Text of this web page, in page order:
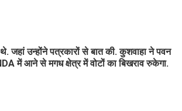
जहां उन्‍होंने पत्रकारों से बात की. कुशवाहा ने पवन
में आने से मगध क्षेत्र में वोटों का बिखराव रुकेगा.